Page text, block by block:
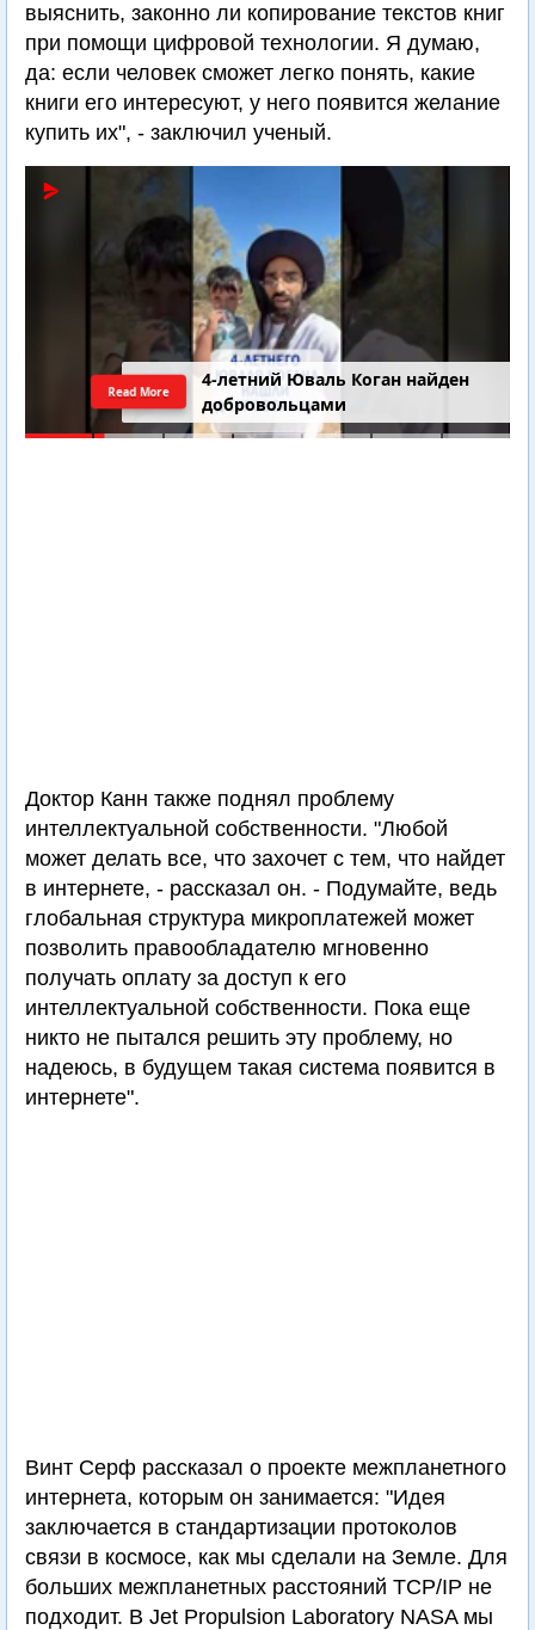
выяснить, законно ли копирование текстов книг
при помощи цифровой технологии. Я думаю,
да: если человек сможет легко понять, какие
книги его интересуют, у него появится желание
купить их", - заключил ученый.
4-летний Юваль Коган найден
добровольцами
Read More
Доктор Канн также поднял проблему
интеллектуальной собственности. "Любой
может делать все, что захочет с тем, что найдет
в интернете, - рассказал он. - Подумайте, ведь
глобальная структура микроплатежей может
позволить правообладателю мгновенно
получать оплату за доступ к его
интеллектуальной собственности. Пока еще
никто не пытался решить эту проблему, но
надеюсь, в будущем такая система появится в
интернете".
Винт Серф рассказал о проекте межпланетного
интернета, которым он занимается: "Идея
заключается в стандартизации протоколов
связи в космосе, как мы сделали на Земле. Для
больших межпланетных расстояний TCP/IP не
подходит. В Jet Propulsion Laboratory NASA мы